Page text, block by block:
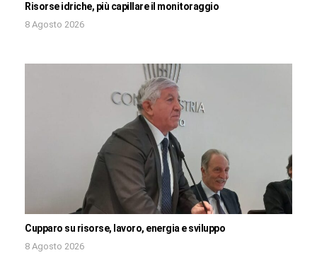
Risorse idriche, più capillare il monitoraggio
8 Agosto 2026
Cupparo su risorse, lavoro, energia e sviluppo
8 Agosto 2026